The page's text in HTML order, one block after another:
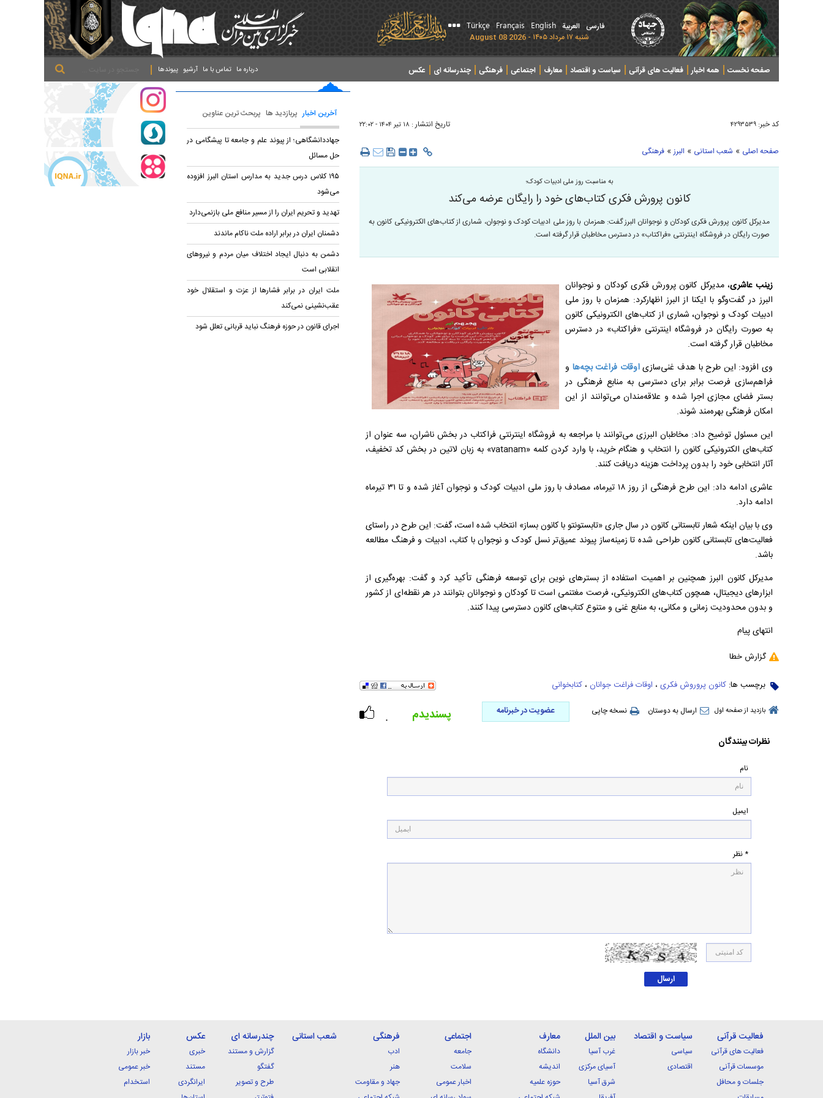
فارسی العربیة English
Français
Türkçe
شنبه ۱۷ مرداد ۱۴۰۵ - 2026 August 08
صفحه نخست همه اخبار فعالیت های قرآنی سیاست و اقتصاد معارف اجتماعی فرهنگی چندرسانه ای عکس پیوندها آرشیو تماس با ما درباره ما
کد خبر: ۴۲۹۳۵۳۹ تاریخ انتشار : ۱۸ تير ۱۴۰۴ - ۲۲:۰۲
صفحه اصلی » شعب استانی » البرز» فرهنگی
به مناسبت روز ملی ادبیات کودک؛
کانون پرورش فکری کتاب‌های خود را رایگان عرضه می‌کند
مدیرکل کانون پرورش فکری کودکان و نوجوانان البرز گفت: همزمان با روز ملی ادبیات کودک و نوجوان، شماری از کتاب‌های الکترونیکی کانون به
صورت رایگان در فروشگاه اینترنتی «فراکتاب» در دسترس مخاطبان قرار گرفته است.
زینب عاشری، مدیرکل کانون پرورش فکری کودکان و نوجوانان
البرز در گفت‌وگو با ایکنا از البرز اظهارکرد: همزمان با روز ملی
ادبیات کودک و نوجوان، شماری از کتاب‌های الکترونیکی کانون
به صورت رایگان در فروشگاه اینترنتی «فراکتاب» در دسترس
مخاطبان قرار گرفته است.
وی افزود: این طرح با هدف غنی‌سازیاوقات فراغت بچه‌ها و
فراهم‌سازی فرصت برابر برای دسترسی به منابع فرهنگی در
بستر فضای مجازی اجرا شده و علاقه‌مندان می‌توانند از این
امکان فرهنگی بهره‌مند شوند.
این مسئول توضیح داد: مخاطبان البرزی می‌توانند با مراجعه به فروشگاه اینترنتی فراکتاب در بخش ناشران، سه عنوان از
کتاب‌های الکترونیکی کانون را انتخاب و هنگام خرید، با وارد کردن کلمه «vatanam» به زبان لاتین در بخش کد تخفیف،
آثار انتخابی خود را بدون پرداخت هزینه دریافت کنند.
عاشری ادامه داد: این طرح فرهنگی از روز ۱۸ تیرماه، مصادف با روز ملی ادبیات کودک و نوجوان آغاز شده و تا ۳۱ تیرماه
ادامه دارد.
وی با بیان اینکه شعار تابستانی کانون در سال جاری «تابستونتو با کانون بساز» انتخاب شده است، گفت: این طرح در راستای
فعالیت‌های تابستانی کانون طراحی شده تا زمینه‌ساز پیوند عمیق‌تر نسل کودک و نوجوان با کتاب، ادبیات و فرهنگ مطالعه
باشد.
مدیرکل کانون البرز همچنین بر اهمیت استفاده از بسترهای نوین برای توسعه فرهنگی تأکید کرد و گفت: بهره‌گیری از
ابزارهای دیجیتال، همچون کتاب‌های الکترونیکی، فرصت مغتنمی است تا کودکان و نوجوانان بتوانند در هر نقطه‌ای از کشور
و بدون محدودیت زمانی و مکانی، به منابع غنی و متنوع کتاب‌های کانون دسترسی پیدا کنند.
انتهای پیام
گزارش خطا
برچسب ها: کانون پروروش فکری ، اوقات فراغت جوانان ، کتابخوانی
بازدید از صفحه اول ارسال به دوستان نسخه چاپی عضویت در خبرنامه
۰ پسندیدم
نظرات بینندگان
نام
ایمیل
* نظر
آخرین اخبار پربازدید ها پربحث ترین عناوین
جهاددانشگاهی؛ از پیوند علم و جامعه تا پیشگامی در
حل مسائل
۱۹۵ کلاس درس جدید به مدارس استان البرز افزوده
می‌شود
تهدید و تحریم ایران را از مسیر منافع ملی بازنمی‌دارد
دشمنان ایران در برابر اراده ملت ناکام ماندند
دشمن به دنبال ایجاد اختلاف میان مردم و نیروهای
انقلابی است
ملت ایران در برابر فشارها از عزت و استقلال خود
عقب‌نشینی نمی‌کند
اجرای قانون در حوزه فرهنگ نباید قربانی تعلل شود
فعالیت قرآنی
فعالیت های قرآنی
موسسات قرآنی
جلسات و محافل
سیاست و اقتصاد
سیاسی
اقتصادی
بین الملل
غرب آسیا
آسیای مرکزی
شرق آسیا
معارف
دانشگاه
اندیشه
حوزه علمیه
اجتماعی
جامعه
سلامت
اخبار عمومی
فرهنگی
ادب
هنر
جهاد و مقاومت
شعب استانی چندرسانه ای
گزارش و مستند
گفتگو
طرح و تصویر
عکس
خبری
مستند
ایرانگردی
بازار
خبر بازار
خبر عمومی
استخدام